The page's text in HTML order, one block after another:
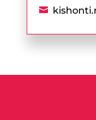
